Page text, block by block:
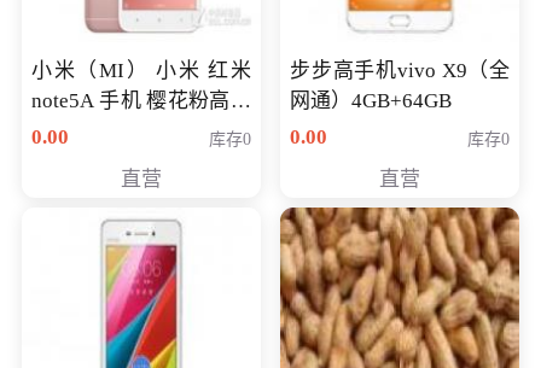
小米（MI） 小米 红米
note5A 手机 樱花粉高配
版 全网通(3G+32G)
0.00 库存0
直营
步步高手机vivo X9（全
网通）4GB+64GB
0.00
库存0
直营